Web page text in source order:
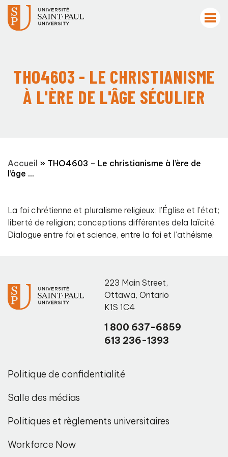
THO4603 - LE CHRISTIANISME
À L'ÈRE DE L'ÂGE SÉCULIER
Accueil » THO4603 – Le christianisme à l’ère de
l’âge ...
La foi chrétienne et pluralisme religieux; l’Église et l’état;
liberté de religion; conceptions différentes dela laïcité.
Dialogue entre foi et science, entre la foi et l’athéisme.
223 Main Street,
Ottawa, Ontario
K1S 1C4
1 800 637-6859
613 236-1393
Politique de confidentialité
Salle des médias
Politiques et règlements universitaires
Workforce Now